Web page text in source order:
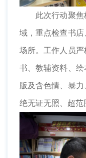
此次行动聚焦
域，重点检查书
场所。工作人员
书、教辅资料、
版及含色情、暴
绝无证无照、超范